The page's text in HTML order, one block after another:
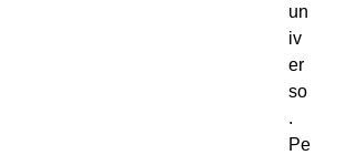
un
iv
er
so
.
Pe